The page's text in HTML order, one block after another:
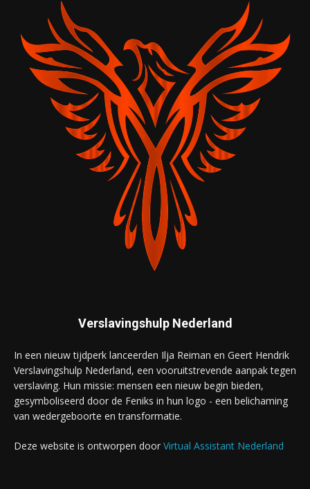
Verslavingshulp Nederland
In een nieuw tijdperk lanceerden Ilja Reiman en Geert Hendrik
Verslavingshulp Nederland, een vooruitstrevende aanpak tegen
verslaving. Hun missie: mensen een nieuw begin bieden,
gesymboliseerd door de Feniks in hun logo - een belichaming
van wedergeboorte en transformatie.
Deze website is ontworpen door Virtual Assistant Nederland